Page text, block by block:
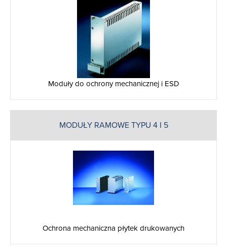
Moduły do ochrony mechanicznej i ESD
MODUŁY RAMOWE TYPU 4 I 5
Ochrona mechaniczna płytek drukowanych